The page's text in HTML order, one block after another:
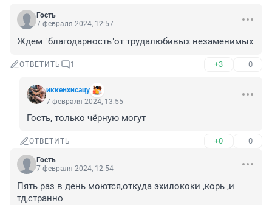
Гость
7 февраля 2024, 12:57
Ждем "благодарность"от трудалюбивых незаменимых
ОТВЕТИТЬ 1 +3 –0
иккенхисацу
7 февраля 2024, 13:55
Гость, только чёрную могут
ОТВЕТИТЬ +0 –0
Гость
7 февраля 2024, 12:54
Пять раз в день моются,откуда эхилококи ,корь ,и
тд,странно